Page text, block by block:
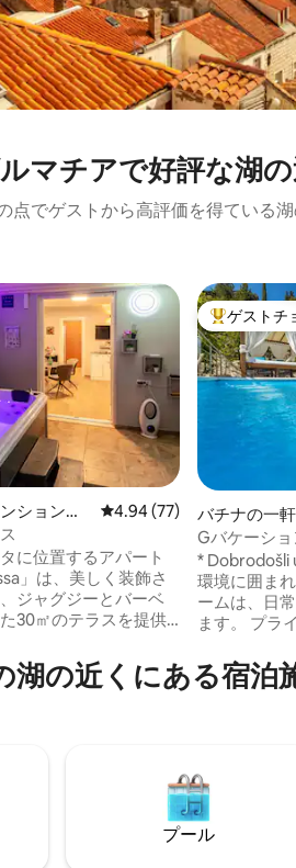
マチアで好評な湖
点でゲストから高評価を得ている
平均評価
ション・
レビュー77件、5つ星中
4.94 (77)
に位置するアパート
」は、美しく装飾さ
ジャグジーとバーベ
30㎡のテラスを提供
明なサーモロロカー
るため、一年中楽し
チとフィルレビーチ
トルの場所にある、高
す。
大好評のゲ
ゲストチ
バチナの一
Gバケーショ
* Dobrodošli
環境に囲ま
ームは、日
ます。 プラ
クリングをお楽
ビーチ *湖の眺め * Wi - Fi接続。 *宿泊施設
体験しましょ
の近くにある宿泊
プール